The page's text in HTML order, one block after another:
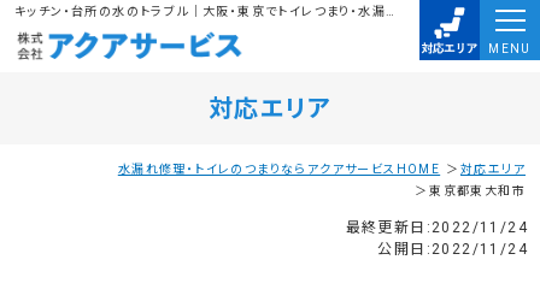
MENU
対応エリア
水漏れ修理・トイレのつまりならアクアサービスHOME
対応エリア
東京都東大和市
最終更新日:2022/11/24
公開日:2022/11/24